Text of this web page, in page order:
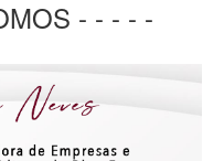
- - - - -